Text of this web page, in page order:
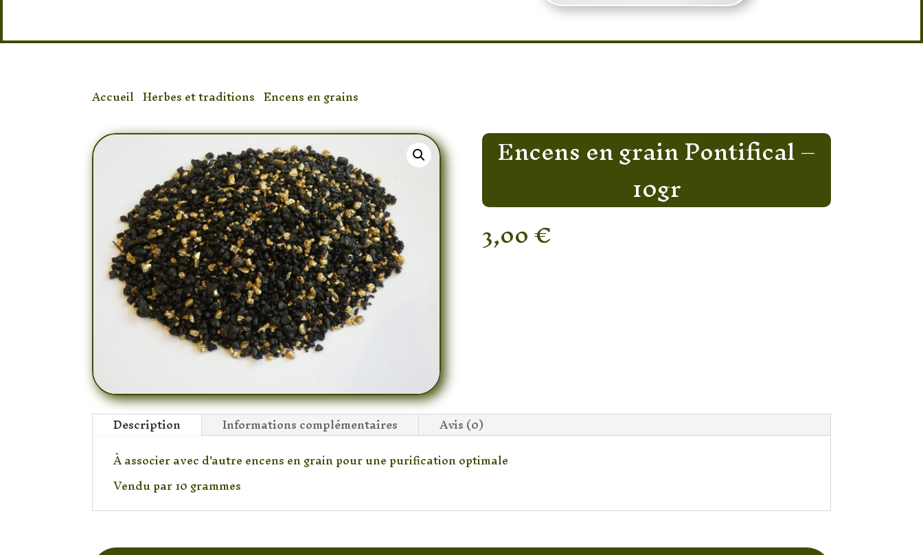
Accueil /Herbes et traditions /Encens en grains
Encens en grain Pontifical –
10gr
3,00€
Description Informations complémentaires
Avis (0)
À associer avec d'autre encens en grain pour une purification optimale
Vendu par 10 grammes